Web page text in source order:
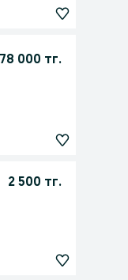
78 000 тг.
2 500 тг.